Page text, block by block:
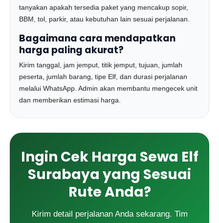
tanyakan apakah tersedia paket yang mencakup sopir,
BBM, tol, parkir, atau kebutuhan lain sesuai perjalanan.
Bagaimana cara mendapatkan
harga paling akurat?
Kirim tanggal, jam jemput, titik jemput, tujuan, jumlah
peserta, jumlah barang, tipe Elf, dan durasi perjalanan
melalui WhatsApp. Admin akan membantu mengecek unit
dan memberikan estimasi harga.
Ingin Cek Harga Sewa Elf
Surabaya yang Sesuai
Rute Anda?
Kirim detail perjalanan Anda sekarang. Tim